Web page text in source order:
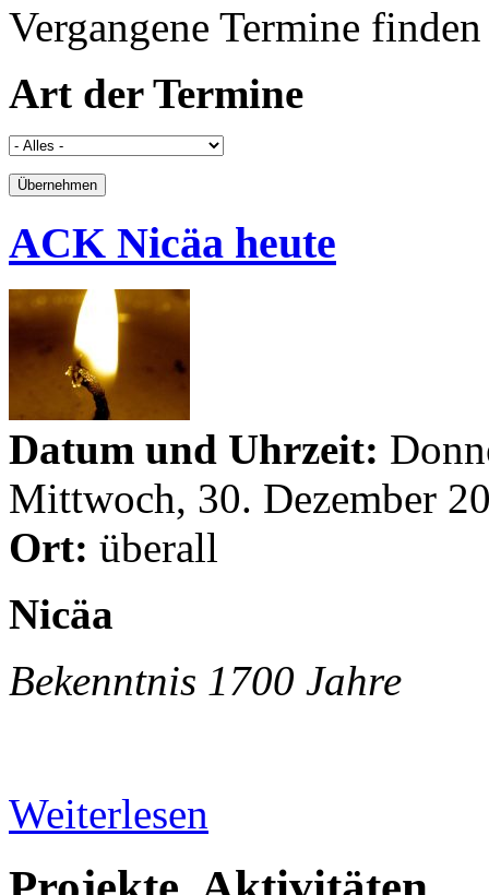
Vergangene Termine
Art der Termine
ACK Nicäa heute
Datum und Uhrzeit:
Mittwoch, 30. Dezember
Ort: überall
Nicäa
Bekenntnis 1700 Jahre
Weiterlesen